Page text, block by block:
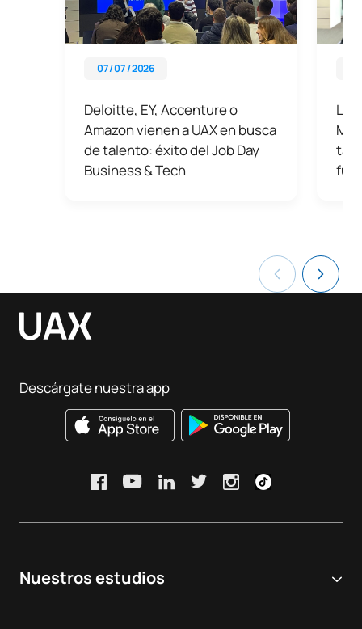
07 / 07 / 2026
Deloitte, EY, Accenture o
Amazon vienen a UAX en busca
de talento: éxito del Job Day
Business & Tech
La
Nuestros estudios
Descárgate nuestra app